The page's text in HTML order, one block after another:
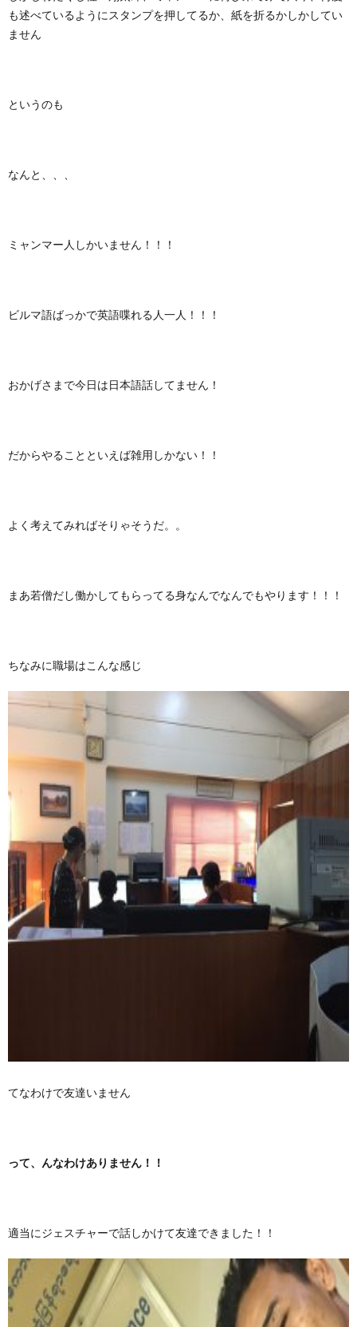
も述べているようにスタンプを押してるか、紙を折るかしかしてい
ません
というのも
なんと、、、
ミャンマー人しかいません！！！
ビルマ語ばっかで英語喋れる人一人！！！
おかげさまで今日は日本語話してません！
だからやることといえば雑用しかない！！
よく考えてみればそりゃそうだ。。
まあ若僧だし働かしてもらってる身なんでなんでもやります！！！
ちなみに職場はこんな感じ
てなわけで友達いません
って、んなわけありません！！
適当にジェスチャーで話しかけて友達できました！！